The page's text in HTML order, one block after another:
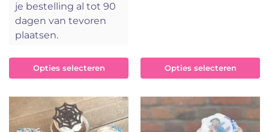
je bestelling al tot 90
dagen van tevoren
plaatsen.
Opties selecteren Opties selecteren